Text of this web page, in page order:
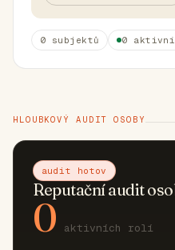
0 subjektů 0
HLOUBKOVÝ AUDIT OSOBY
audit hotov
Reputační audit
0 aktivních rolí